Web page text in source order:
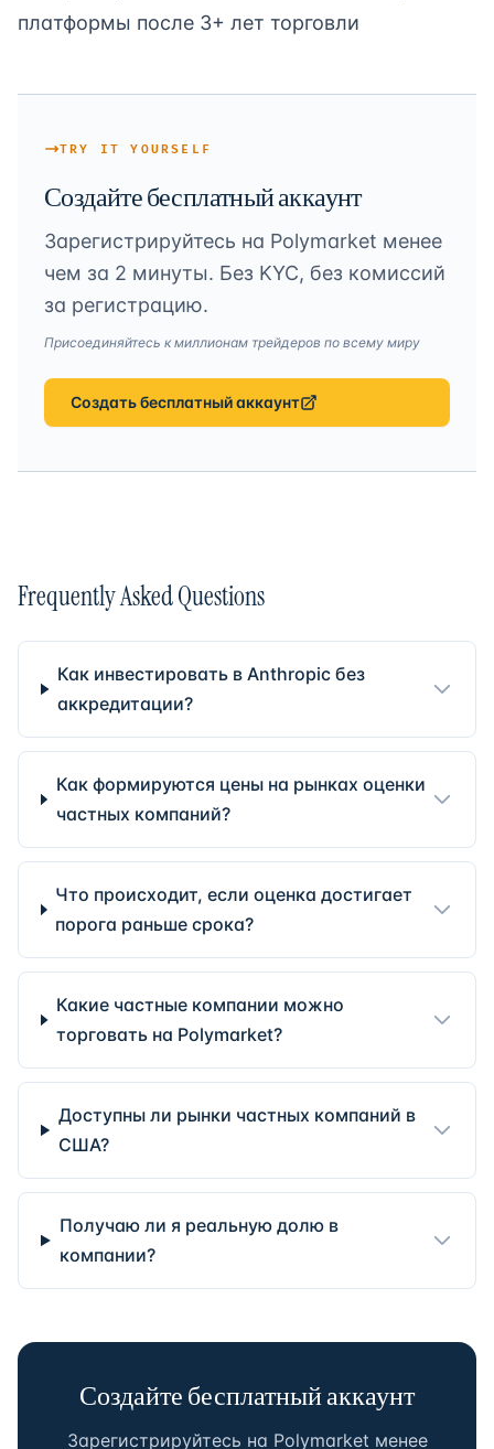
платформы после 3+ лет торговли
TRY IT YOURSELF
Создайте бесплатный аккаунт
Зарегистрируйтесь на Polymarket менее
чем за 2 минуты. Без KYC, без комиссий
за регистрацию.
Присоединяйтесь к миллионам трейдеров по всему миру
Создать бесплатный аккаунт
Frequently Asked Questions
Как инвестировать в Anthropic без
аккредитации?
Как формируются цены на рынках оценки
частных компаний?
Что происходит, если оценка достигает
порога раньше срока?
Какие частные компании можно
торговать на Polymarket?
Доступны ли рынки частных компаний в
США?
Получаю ли я реальную долю в
компании?
Создайте бесплатный аккаунт
Зарегистрируйтесь на Polymarket менее